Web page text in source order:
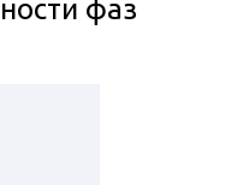
фаз